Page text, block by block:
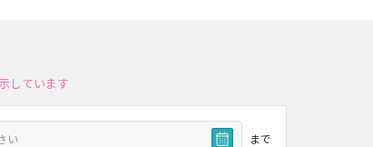
しています
まで